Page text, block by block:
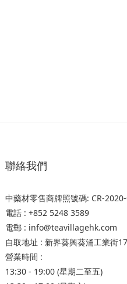
聯絡我們
中藥材零售商牌照號碼: CR-
電話 : +852 5248 3589
電郵 : info@teavillagehk.com
自取地址 : 新界葵興葵涌工業街
營業時間 :
13:30 - 19:00 (星期二至五)